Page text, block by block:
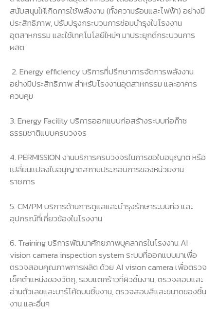
สนับสนุนให้เกิดการใช้พลังงาน (ทั้งความร้อนและไฟฟ้า) อย่างมี
ประสิทธิภาพ, ปรับปรุงกระบวนการซ่อมบำรุงในโรงงาน
อุตสาหกรรม และใช้เทคโนโลยีใหม่ๆ มาประยุกต์กระบวนการ
ผลิต
2. Energy efficiency บริการที่ปรึกษาการจัดการพลังงาน
อย่างมีประสิทธิภาพ สำหรับโรงงานอุตสาหกรรม และอาคาร
ควบคุม
3. Energy Facility บริการออกแบบก่อสร้างระบบท่อก๊าซ
ธรรมชาติแบบครบวงจร
4. PERMISSION งานบริการครบวงจรในการขอใบอนุญาต หรือ
เปลี่ยนแปลงใบอนุญาตสถานประกอบการของหน่วยงาน
ราชการ
5. CM/PM บริการด้านการดูแลและบำรุงรักษาระบบท่อ และ
อุปกรณ์ที่เกี่ยวข้องในโรงงาน
6. Training บริการพัฒนาศักยภาพบุคลากรในโรงงาน AI
vision camera inspection system ระบบที่ออกแบบมาเพื่อ
ตรวจสอบคุณภาพการผลิต ด้วย AI vision camera เพื่อตรวจ
เช็คตำแหน่งของวัตถุ, รอบแตกร้าวที่ผิวชิ้นงาน, ตรวจสอบและ
อ่านตัวเลขและบาร์โค้ดบนชิ้นงาน, ตรวจสอบสีและขนาดของชิ้น
งาน และอื่นๆ